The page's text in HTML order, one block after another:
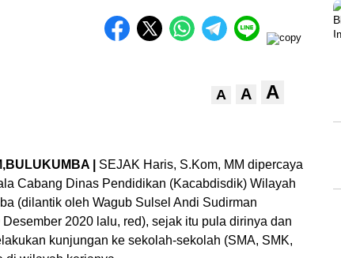
A A A
|
SEJAK Haris, S.Kom, MM dipercaya
Cabang Dinas Pendidikan (Kacabdisdik) Wilayah
(dilantik oleh Wagub Sulsel Andi Sudirman
2020 lalu, red), sejak itu pula dirinya dan
kunjungan ke sekolah-sekolah (SMA, SMK,